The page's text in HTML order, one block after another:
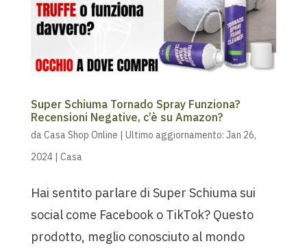
Super Schiuma Tornado Spray Funziona?
Recensioni Negative, c’è su Amazon?
daCasa Shop Online | Ultimo aggiornamento: Jan 26,
2024| Casa
Hai sentito parlare di Super Schiuma sui
social come Facebook o TikTok? Questo
prodotto, meglio conosciuto al mondo